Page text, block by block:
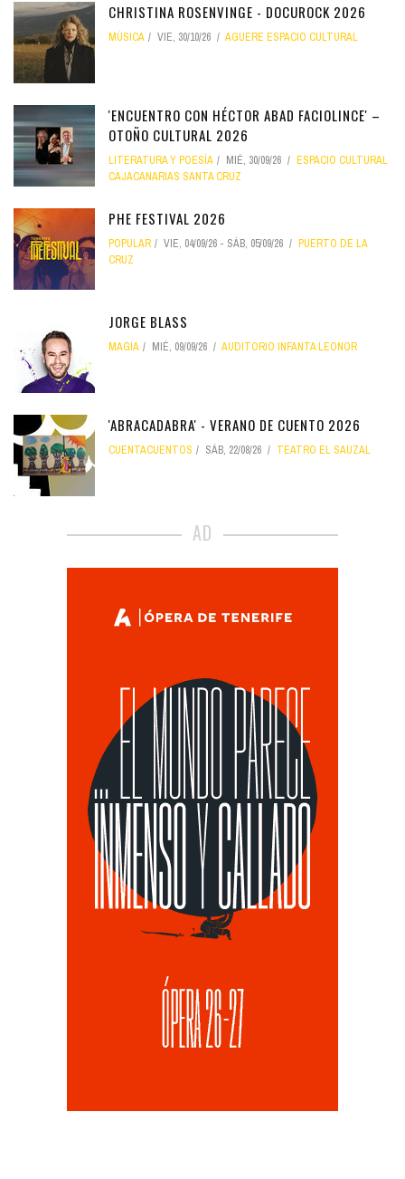
CHRISTINA ROSENVINGE - DOCUROCK 2026
MÚSICA VIE, 30/10/26 AGUERE ESPACIO CULTURAL
'ENCUENTRO CON HÉCTOR ABAD FACIOLINCE' –
OTOÑO CULTURAL 2026
LITERATURA Y POESÍA MIÉ, 30/09/26
ESPACIO CULTURAL
CAJACANARIAS SANTA CRUZ
PHE FESTIVAL 2026
POPULAR VIE, 04/09/26 - SÁB, 05/09/26
PUERTO DE LA
CRUZ
JORGE BLASS
MAGIA MIÉ, 09/09/26 AUDITORIO INFANTA LEONOR
'ABRACADABRA' - VERANO DE CUENTO 2026
CUENTACUENTOS SÁB, 22/08/26 TEATRO EL SAUZAL
AD